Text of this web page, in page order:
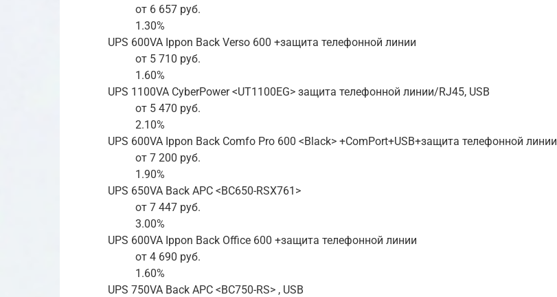
от 6 657 руб.
1.30%
UPS 600VA Ippon Back Verso 600 +защита телефонной линии
от 5 710 руб.
1.60%
UPS 1100VA CyberPower <UT1100EG> защита телефонной линии/RJ45, USB
от 5 470 руб.
2.10%
UPS 600VA Ippon Back Comfo Pro 600 <Black> +ComPort+USB+защита телефонной линии
от 7 200 руб.
1.90%
UPS 650VA Back APC <BC650-RSX761>
от 7 447 руб.
3.00%
UPS 600VA Ippon Back Office 600 +защита телефонной линии
от 4 690 руб.
1.60%
UPS 750VA Back APC <BC750-RS> , USB